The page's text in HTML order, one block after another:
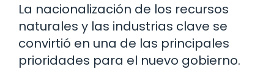
La nacionalización de los recursos
naturales y las industrias clave se
convirtió en una de las principales
prioridades para el nuevo gobierno.